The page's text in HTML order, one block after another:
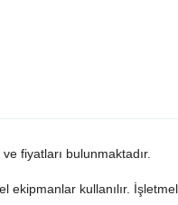
ve fiyatları bulunmaktadır.
kullanılır.